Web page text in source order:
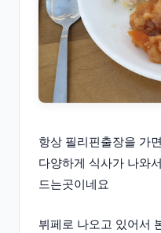
항상 필리핀출장을 가
다양하게 식사가 나와
드는곳이네요
뷔페로 나오고 있어서